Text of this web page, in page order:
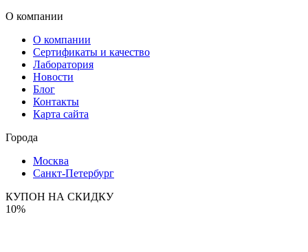
О компании
О компании
Сертификаты и качество
Лаборатория
Новости
Блог
Контакты
Карта сайта
Города
Москва
Санкт-Петербург
КУПОН НА СКИДКУ
10%